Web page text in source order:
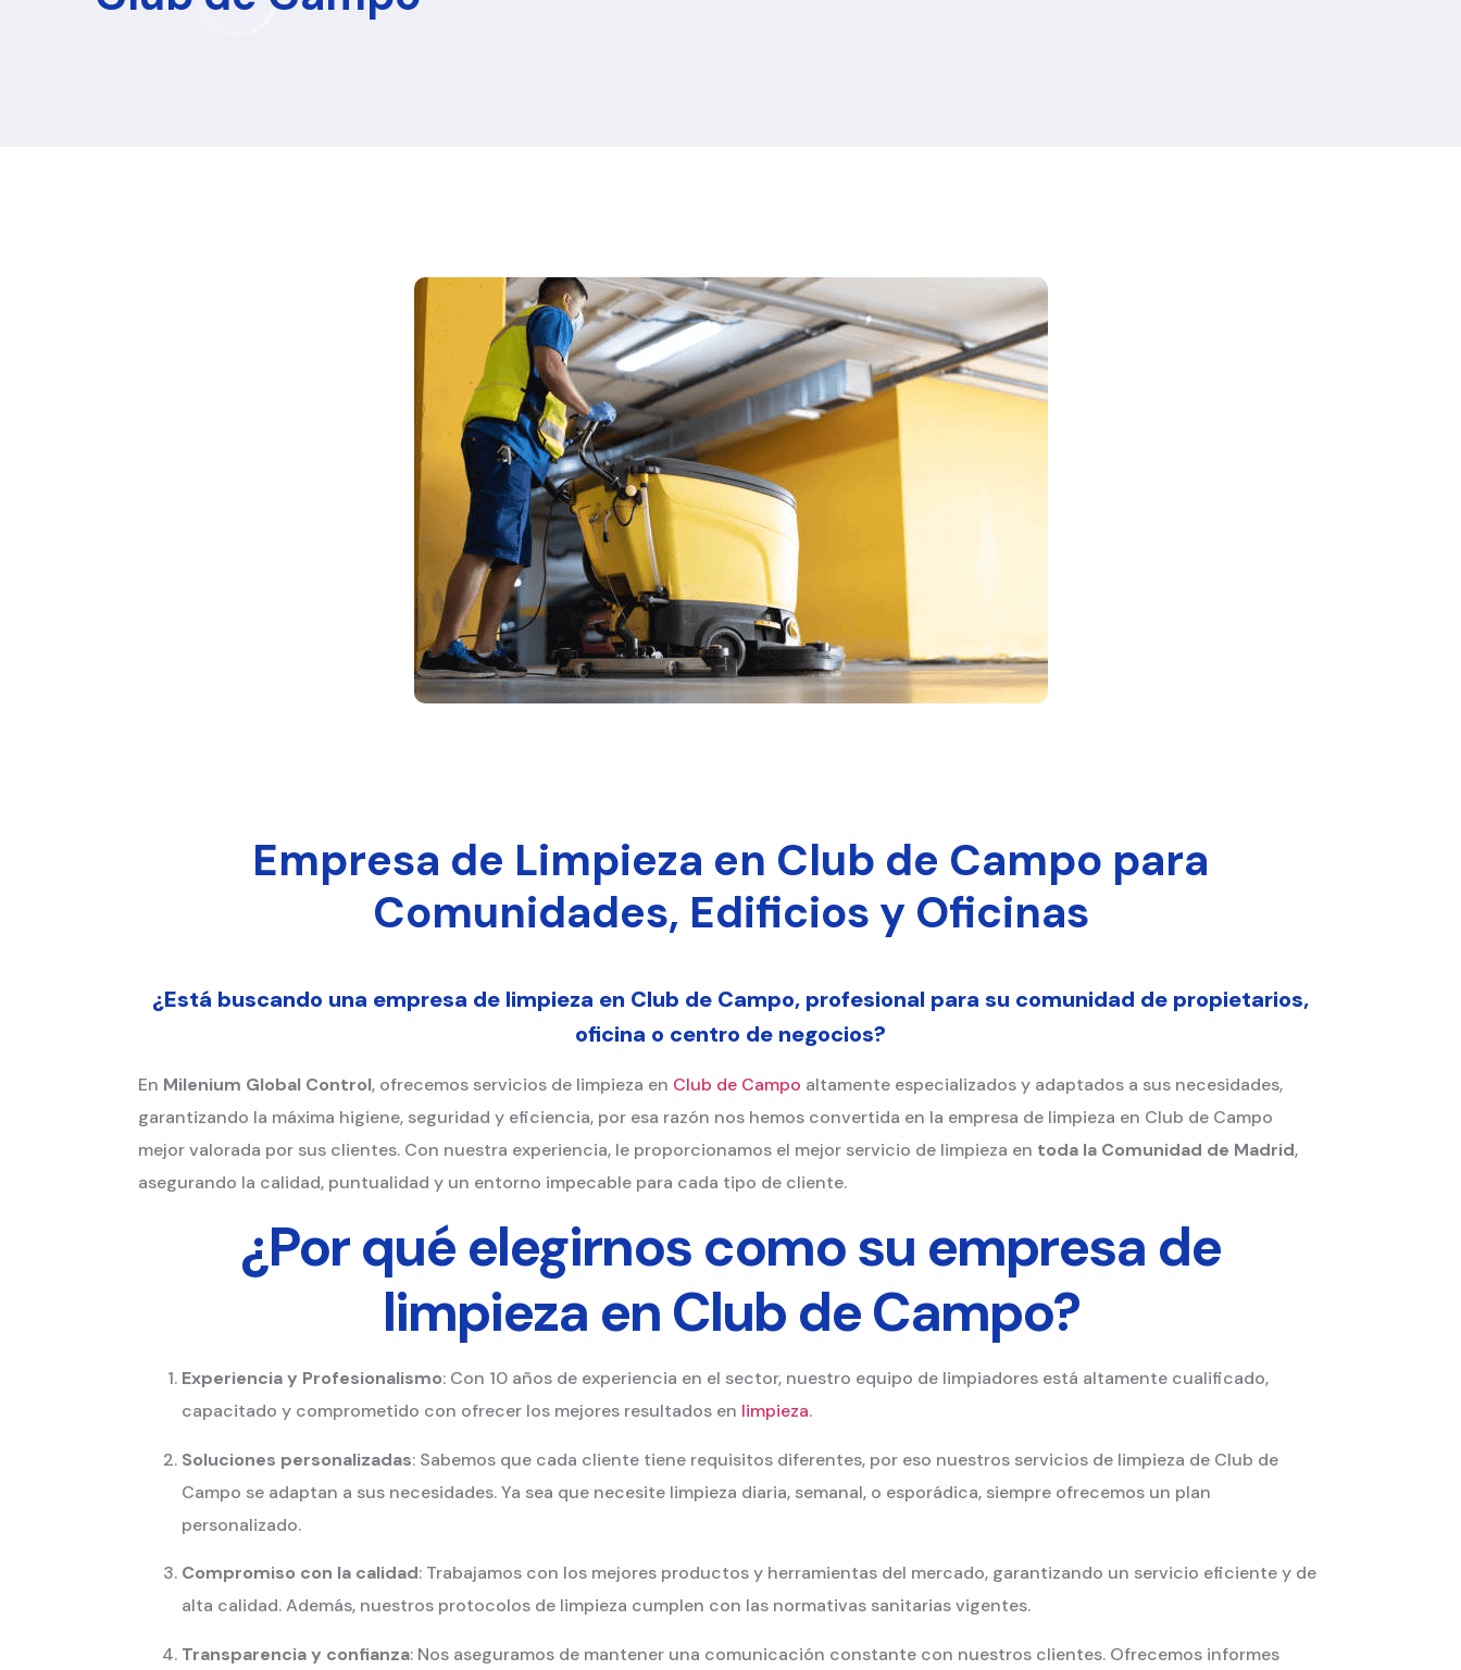
Empresa de Limpieza en Club de Campo para
Comunidades, Edificios y Oficinas
¿Está buscando una empresa de limpieza en Club de Campo, profesional para su comunidad de propietarios,
oficina o centro de negocios?
En Milenium Global Control, ofrecemos servicios de limpieza en Club de Campo altamente especializados y adaptados a sus necesidades,
garantizando la máxima higiene, seguridad y eficiencia, por esa razón nos hemos convertida en la empresa de limpieza en Club de Campo
mejor valorada por sus clientes. Con nuestra experiencia, le proporcionamos el mejor servicio de limpieza en toda la Comunidad de Madrid,
asegurando la calidad, puntualidad y un entorno impecable para cada tipo de cliente.
¿Por qué elegirnos como su empresa de
limpieza en Club de Campo?
Experiencia y Profesionalismo: Con 10 años de experiencia en el sector, nuestro equipo de limpiadores está altamente cualificado,
capacitado y comprometido con ofrecer los mejores resultados en limpieza.
Soluciones personalizadas: Sabemos que cada cliente tiene requisitos diferentes, por eso nuestros servicios de limpieza de Club de
Campo se adaptan a sus necesidades. Ya sea que necesite limpieza diaria, semanal, o esporádica, siempre ofrecemos un plan
personalizado.
Compromiso con la calidad: Trabajamos con los mejores productos y herramientas del mercado, garantizando un servicio eficiente y de
alta calidad. Además, nuestros protocolos de limpieza cumplen con las normativas sanitarias vigentes.
Transparencia y confianza: Nos aseguramos de mantener una comunicación constante con nuestros clientes. Ofrecemos informes